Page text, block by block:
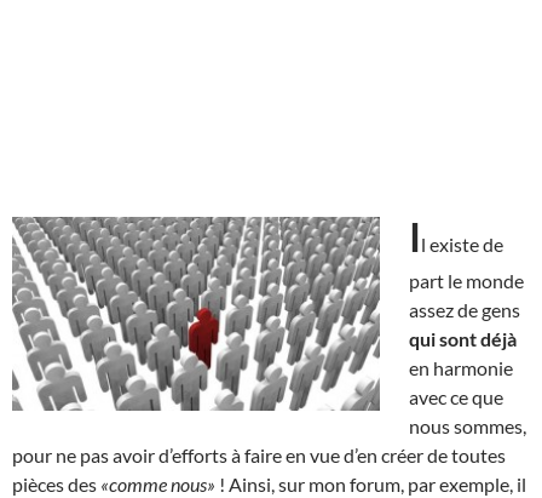
Il existe de
part le monde
assez de gens
qui sont déjà
en harmonie
avec ce que
nous sommes,
pour ne pas avoir d’efforts à faire en vue d’en créer de toutes
pièces des «comme nous» ! Ainsi, sur mon forum, par exemple, il